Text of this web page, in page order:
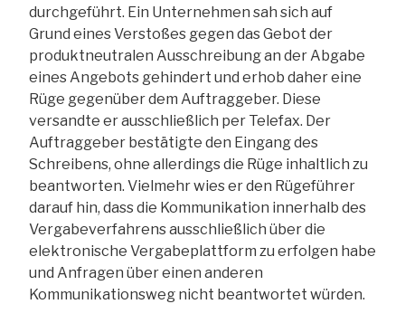
durchgeführt. Ein Unternehmen sah sich auf
Grund eines Verstoßes gegen das Gebot der
produktneutralen Ausschreibung an der Abgabe
eines Angebots gehindert und erhob daher eine
Rüge gegenüber dem Auftraggeber. Diese
versandte er ausschließlich per Telefax. Der
Auftraggeber bestätigte den Eingang des
Schreibens, ohne allerdings die Rüge inhaltlich zu
beantworten. Vielmehr wies er den Rügeführer
darauf hin, dass die Kommunikation innerhalb des
Vergabeverfahrens ausschließlich über die
elektronische Vergabeplattform zu erfolgen habe
und Anfragen über einen anderen
Kommunikationsweg nicht beantwortet würden.